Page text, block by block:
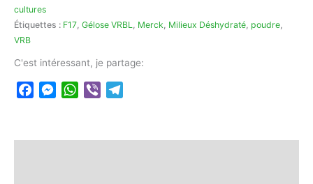
cultures
Étiquettes : F17 Gélose VRBL Merck Milieux Déshydraté poudre
VRB
C'est intéressant, je partage:
FacebookMessenger
WhatsApp
Viber